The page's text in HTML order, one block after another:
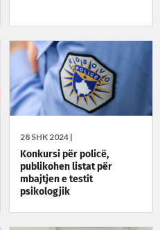
28 SHK 2024 |
Konkursi për policë,
publikohen listat për
mbajtjen e testit
psikologjik